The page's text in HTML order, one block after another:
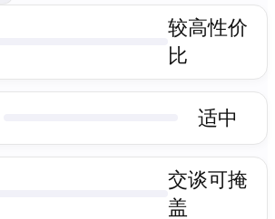
较高性价
比
适中
交谈可掩
盖